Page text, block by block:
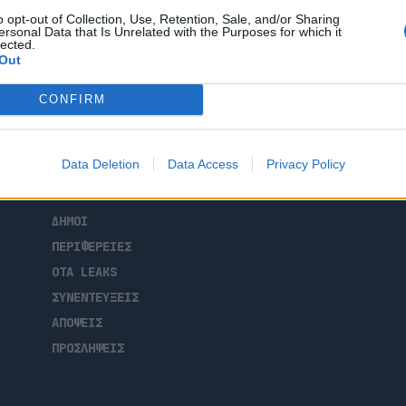
opt-out of Collection, Use, Retention, Sale, and/or Sharing
Data that Is Unrelated with the Purposes for which it
CONFIRM
Data Deletion Data Access Privacy Policy
Legends Tour Trophy. Το διεθνούς
ΡΟΗ ΕΙΔΗΣΕΩΝ
ΕΠΙΚΑΙΡΟΤΗΤΑ
ΔΗΜΟΙ
ΠΕΡΙΦΕΡΕΙΕΣ
OTA LEAKS
ΣΥΝΕΝΤΕΥΞΕΙΣ
ΑΠΟΨΕΙΣ
ΠΡΟΣΛΗΨΕΙΣ